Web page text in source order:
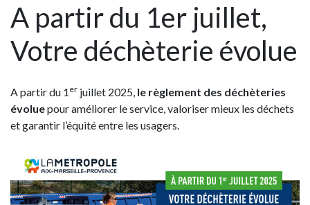
A partir du 1er juillet,
Votre déchèterie évolue
A partir du 1 er juillet 2025, le règlement des déchèteries
évoluepour améliorer le service, valoriser mieux les déchets
et garantir l’équité entre les usagers.